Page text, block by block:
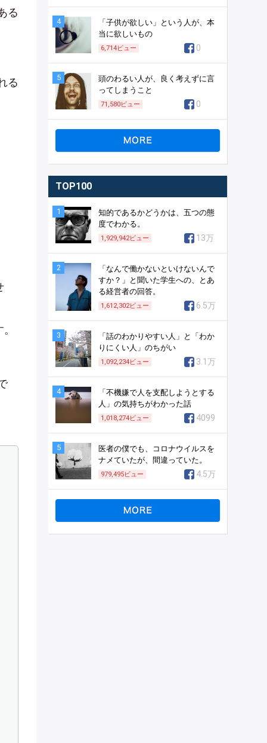
る
る
4
「子供が欲しい」という人が、本
当に欲しいもの
6,714ビュー 0
5
頭のわるい人が、良く考えずに言
ってしまうこと
71,580ビュー 0
TOP100
1
知的であるかどうかは、五つの態
度でわかる。
1,929,942ビュー 13万
2
「なんで働かないといけないんで
すか？」と聞いた学生への、とあ
る経営者の回答。
1,612,302ビュー 6.5万
3
「話のわかりやすい人」と「わか
りにくい人」のちがい
1,092,234ビュー 3.1万
4
「不機嫌で人を支配しようとする
人」の気持ちがわかった話
1,018,274ビュー 4099
5
医者の僕でも、コロナウイルスを
ナメていたが、間違っていた。
979,495ビュー 4.5万